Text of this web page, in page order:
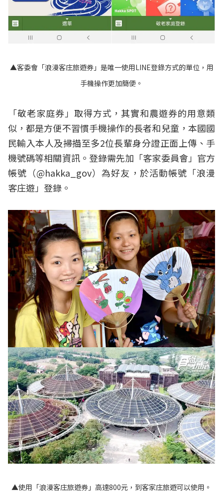
▲客委會「浪漫客庄旅遊券」是唯一使用LINE登錄方式的單位，用
手機操作更加簡便。
「敬老家庭券」取得方式，其實和農遊券的用意類
似，都是方便不習慣手機操作的長者和兒童，本國國
民輸入本人及掃描至多2位長輩身分證正面上傳、手
機號碼等相關資訊。登錄需先加「客家委員會」官方
帳號（@hakka_gov）為好友，於活動帳號「浪漫
客庄遊」登錄。
▲使用「浪漫客庄旅遊券」高達800元，到客家庄旅遊可以使用。